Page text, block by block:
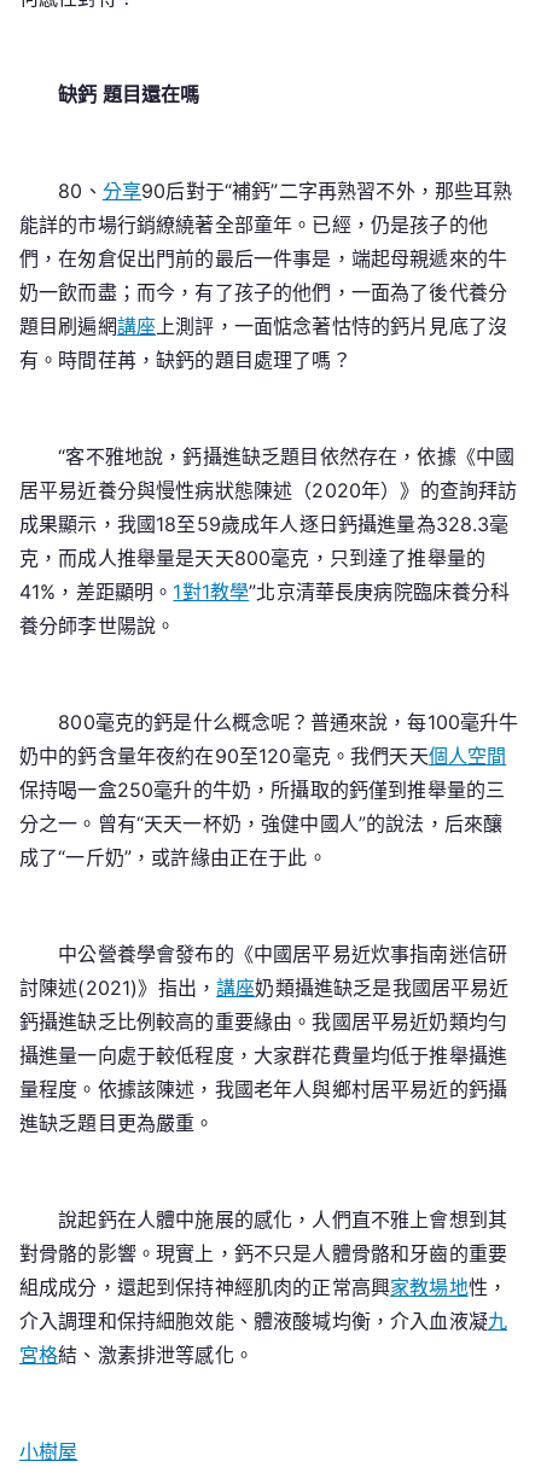
空
解
缺鈣 題目還在嗎
80、 分享90后對于“補鈣”二字再熟習不外，那些耳熟
能詳的市場行銷繚繞著全部童年。已經，仍是孩子的他
們，在匆倉促出門前的最后一件事是，端起母親遞來的牛
奶一飲而盡；而今，有了孩子的他們，一面為了後代養分
題目刷遍網講座上測評，一面惦念著怙恃的鈣片見底了沒
有。時間荏苒，缺鈣的題目處理了嗎？
“客不雅地說，鈣攝進缺乏題目依然存在，依據《中國
居平易近養分與慢性病狀態陳述（2020年）》的查詢拜訪
成果顯示，我國18至59歲成年人逐日鈣攝進量為328.3毫
克，而成人推舉量是天天800毫克，只到達了推舉量的
41%，差距顯明。 1對1教學”北京清華長庚病院臨床養分科
養分師李世陽說。
800毫克的鈣是什么概念呢？普通來說，每100毫升牛
奶中的鈣含量年夜約在90至120毫克。我們天天個人空間
保持喝一盒250毫升的牛奶，所攝取的鈣僅到推舉量的三
分之一。曾有“天天一杯奶，強健中國人”的說法，后來釀
成了“一斤奶”，或許緣由正在于此。
中公營養學會發布的《中國居平易近炊事指南迷信研
討陳述(2021)》指出，講座奶類攝進缺乏是我國居平易近
鈣攝進缺乏比例較高的重要緣由。我國居平易近奶類均勻
攝進量一向處于較低程度，大家群花費量均低于推舉攝進
量程度。依據該陳述，我國老年人與鄉村居平易近的鈣攝
進缺乏題目更為嚴重。
說起鈣在人體中施展的感化，人們直不雅上會想到其
對骨骼的影響。現實上，鈣不只是人體骨骼和牙齒的重要
組成成分，還起到保持神經肌肉的正常高興家教場地性，
介入調理和保持細胞效能、體液酸堿均衡，介入血液凝九
宮格結、激素排泄等感化。
小樹屋